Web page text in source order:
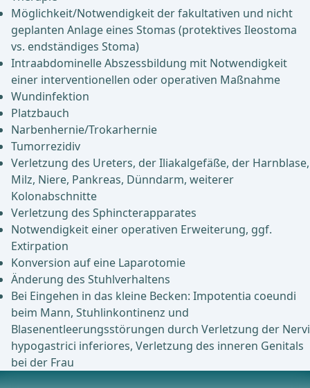
Möglichkeit/Notwendigkeit der fakultativen und nicht
geplanten Anlage eines Stomas (protektives Ileostoma
vs. endständiges Stoma)
Intraabdominelle Abszessbildung mit Notwendigkeit
einer interventionellen oder operativen Maßnahme
Wundinfektion
Platzbauch
Narbenhernie/Trokarhernie
Tumorrezidiv
Verletzung des Ureters, der Iliakalgefäße, der Harnblase,
Milz, Niere, Pankreas, Dünndarm, weiterer
Kolonabschnitte
Verletzung des Sphincterapparates
Notwendigkeit einer operativen Erweiterung, ggf.
Extirpation
Konversion auf eine Laparotomie
Änderung des Stuhlverhaltens
Bei Eingehen in das kleine Becken: Impotentia coeundi
beim Mann, Stuhlinkontinenz und
Blasenentleerungsstörungen durch Verletzung der Nervi
hypogastrici inferiores, Verletzung des inneren Genitals
bei der Frau
Anästhesie